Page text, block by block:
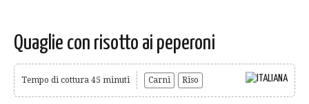
Quaglie con risotto ai peperoni
Tempo di cottura 45 minuti Carni Riso